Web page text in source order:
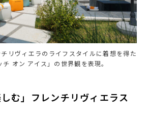
リヴィエラのライフスタイルに着想を得た
チ オン アイス」の世界観を表現。
しむ」フレンチリヴィエラス